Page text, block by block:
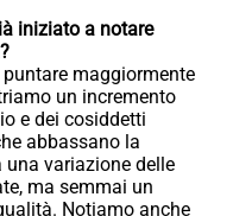
iniziato a notare
maggiormente
un incremento
e dei cosiddetti
abbassano la
variazione delle
ma semmai un
Notiamo anche